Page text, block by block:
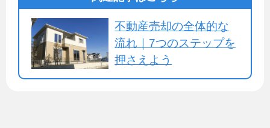
不動産売却の全体的な
流れ｜7つのステップを
押さえよう